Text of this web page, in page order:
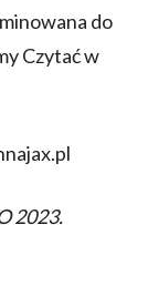
do
Czytać w
2023.